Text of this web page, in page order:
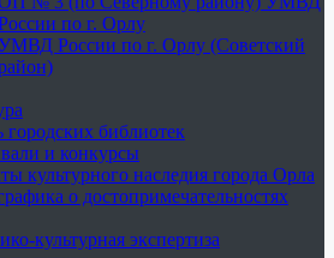
по г. Орлу
России по г. Орлу (Советский
библиотек
и конкурсы
культурного наследия города Орла
о достопримечательностях
культурная экспертиза